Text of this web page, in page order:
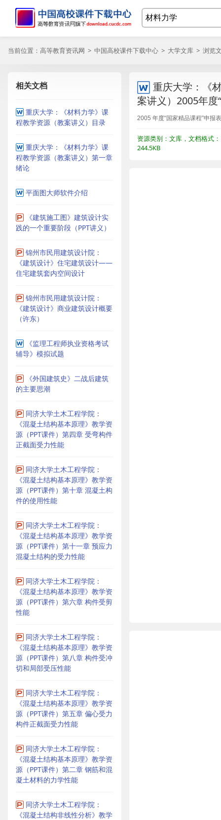
当前位置： 高等教育资讯网 > 中国高校课件下载中心 > 大学文库 > 浏览
相关文档
重庆大学：《材料力学》课
程教学资源（教案讲义）目录
重庆大学：《材料力学》课
程教学资源（教案讲义）第一章
绪论
平面图大师软件介绍
《建筑施工图》建筑设计实
践的一个重要阶段（PPT讲义）
锦州市民用建筑设计院：
《建筑设计》住宅建筑设计——
住宅建筑套内空间设计
锦州市民用建筑设计院：
《建筑设计》商业建筑设计概要
（许东）
《监理工程师执业资格考试
辅导》模拟试题
《外国建筑史》二战后建筑
的主要思潮
同济大学土木工程学院：
《混凝土结构基本原理》教学资
源（PPT课件）第四章 受弯构件
正截面受力性能
同济大学土木工程学院：
《混凝土结构基本原理》教学资
源（PPT课件）第十章 混凝土构
件的使用性能
同济大学土木工程学院：
《混凝土结构基本原理》教学资
源（PPT课件）第十一章 预应力
混凝土结构的受力性能
同济大学土木工程学院：
《混凝土结构基本原理》教学资
源（PPT课件）第六章 构件受剪
性能
同济大学土木工程学院：
《混凝土结构基本原理》教学资
源（PPT课件）第八章 构件受冲
切和局部受压性能
同济大学土木工程学院：
《混凝土结构基本原理》教学资
源（PPT课件）第五章 偏心受力
构件正截面受力性能
同济大学土木工程学院：
《混凝土结构基本原理》教学资
源（PPT课件）第二章 钢筋和混
凝土材料的力学性能
同济大学土木工程学院：
《混凝土结构非线性分析》教学
重庆大学：《
案讲义）2005年度
2005 年度“国家精品课程”申报表
资源类别：文库，文档格式
244.5KB